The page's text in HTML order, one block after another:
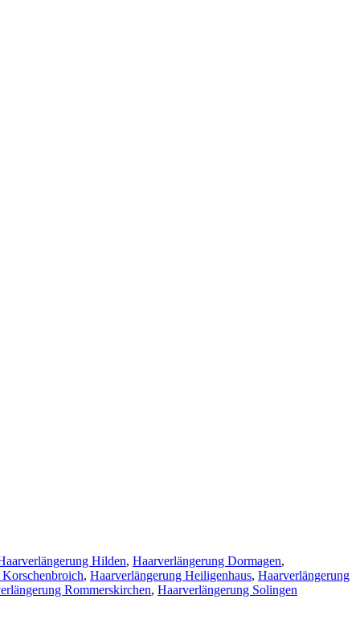
Hilden, Haarverlängerung Dormagen,
, Haarverlängerung Heiligenhaus, Haarverlängerung
Rommerskirchen, Haarverlängerung Solingen